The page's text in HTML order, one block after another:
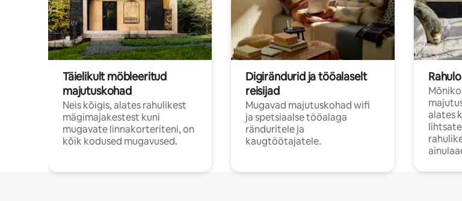
Täielikult möbleeritud
majutuskohad
Neis kõigis, alates rahulikest
mägimajakestest kuni
mugavate linnakorteriteni, on
kõik kodused mugavused.
Digirändurid ja tööalaselt
reisijad
Mugavad majutuskohad wifi
ja spetsiaalse tööalaga
ränduritele ja
kaugtöötajatele.
alates